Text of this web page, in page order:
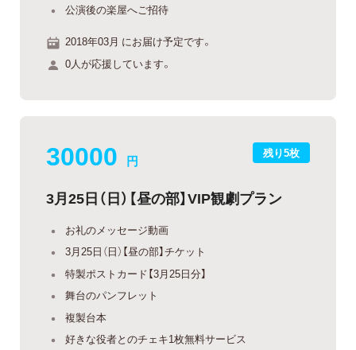
公演後の楽屋へご招待
2018年03月 にお届け予定です。
0人が応援しています。
残り5枚
30000 円
3月25日（日）【昼の部】VIP観劇プラン
お礼のメッセージ動画
3月25日（日）【昼の部】チケット
特製ポストカード【3月25日分】
舞台のパンフレット
複製台本
好きな役者とのチェキ1枚無料サービス